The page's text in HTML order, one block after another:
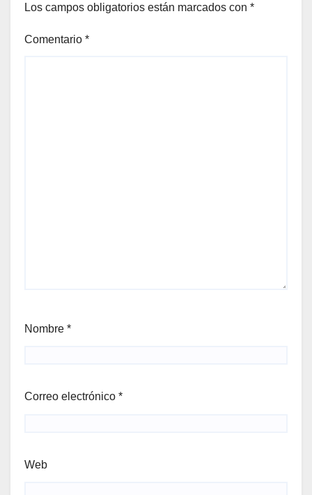
Los campos obligatorios están marcados con *
Comentario *
Nombre *
Correo electrónico *
Web